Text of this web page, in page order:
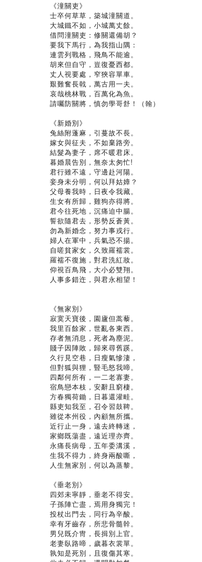
《潼關吏》
士卒何草草，築城潼關道。
大城鐵不如，小城萬丈餘。
借問潼關吏：修關還備胡？
要我下馬行，為我指山隅：
連雲列戰格，飛鳥不能逾。
胡來但自守，豈復憂西都。
丈人視要處，窄狹容單車。
艱難奮長戟，萬古用一夫。
哀哉桃林戰，百萬化為魚。
請囑防關將，慎勿學哥舒！（翰）
《新婚別》
兔絲附蓬麻，引蔓故不長。
嫁女與征夫，不如棄路旁。
結髮為妻子，席不暖君床。
暮婚晨告別，無奈太匆忙!
君行雖不遠，守邊赴河陽。
妾身未分明，何以拜姑嫜？
父母養我時，日夜令我藏。
生女有所歸，雞狗亦得將。
君今往死地，沉痛迫中腸。
誓欲隨君去，形勢反蒼黃。
勿為新婚念，努力事戎行。
婦人在軍中，兵氣恐不揚。
自嗟貧家女，久致羅襦裳。
羅襦不復施，對君洗紅妝。
仰視百鳥飛，大小必雙翔。
人事多錯迕，與君永相望！
《無家別》
寂寞天寶後，園廬但蒿藜。
我里百餘家，世亂各東西。
存者無消息，死者為塵泥。
賤子因陣敗，歸來尋舊蹊。
久行見空巷，日瘦氣慘淒，
但對狐與狸，豎毛怒我啼。
四鄰何所有，一二老寡妻。
宿鳥戀本枝，安辭且窮棲。
方春獨荷鋤，日暮還灌畦。
縣吏知我至，召令習鼓鞞。
雖從本州役，內顧無所攜。
近行止一身，遠去終轉迷，
家鄉既蕩盡，遠近理亦齊。
永痛長病母，五年委溝溪，
生我不得力，終身兩酸嘶，
人生無家別，何以為蒸黎。
《垂老別》
四郊未寧靜，垂老不得安。
子孫陣亡盡，焉用身獨完！
投杖出門去，同行為辛酸。
幸有牙齒存，所悲骨髓幹。
男兒既介冑，長揖別上官。
老妻臥路啼，歲暮衣裳單。
孰知是死別，且復傷其寒。